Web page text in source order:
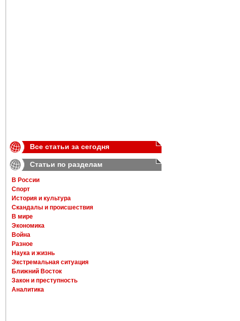
Все статьи за сегодня
Статьи по разделам
В России
Спорт
История и культура
Скандалы и происшествия
В мире
Экономика
Война
Разное
Наука и жизнь
Экстремальная ситуация
Ближний Восток
Закон и преступность
Аналитика